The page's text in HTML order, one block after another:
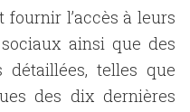
l’accès à leurs
ainsi que des
détaillées, telles que
des dix dernières